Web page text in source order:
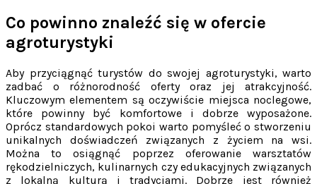
Co powinno znaleźć się w ofercie
agroturystyki
Aby przyciągnąć turystów do swojej agroturystyki, warto
zadbać o różnorodność oferty oraz jej atrakcyjność.
Kluczowym elementem są oczywiście miejsca noclegowe,
które powinny być komfortowe i dobrze wyposażone.
Oprócz standardowych pokoi warto pomyśleć o stworzeniu
unikalnych doświadczeń związanych z życiem na wsi.
Można to osiągnąć poprzez oferowanie warsztatów
rękodzielniczych, kulinarnych czy edukacyjnych związanych
z lokalną kulturą i tradycjami. Dobrze jest również